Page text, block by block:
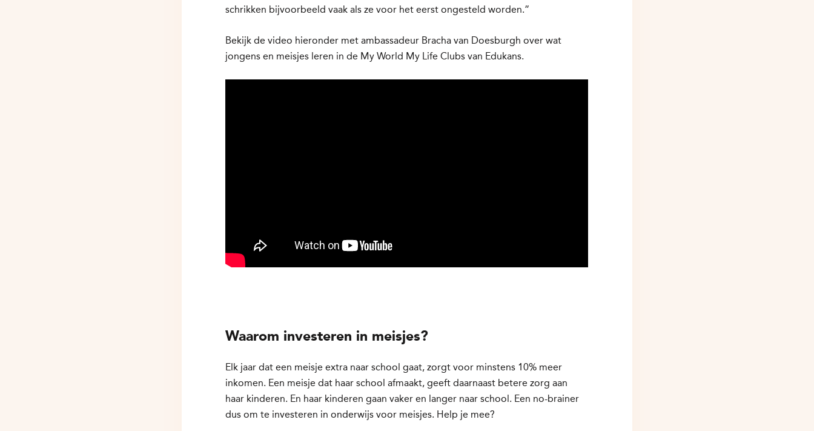
schrikken bijvoorbeeld vaak als ze voor het eerst ongesteld worden.”
Bekijk de video hieronder met ambassadeur Bracha van Doesburgh over wat
jongens en meisjes leren in de My World My Life Clubs van Edukans.
Waarom investeren in meisjes?
Elk jaar dat een meisje extra naar school gaat, zorgt voor minstens 10% meer
inkomen. Een meisje dat haar school afmaakt, geeft daarnaast betere zorg aan
haar kinderen. En haar kinderen gaan vaker en langer naar school. Een no-brainer
dus om te investeren in onderwijs voor meisjes. Help je mee?